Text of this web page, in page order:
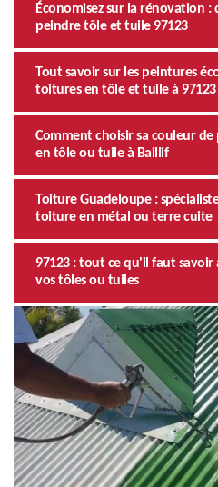
Économisez sur la rénovation :
peindre tôle et tuile 97123
Tout savoir sur les peintures
toitures en tôle et tuile à 97123
Comment choisir sa couleur
en tôle ou tuile à Baillif
Toiture Guadeloupe :
toiture en métal ou terre cuite
97123 : tout ce qu'il faut
vos tôles ou tuiles